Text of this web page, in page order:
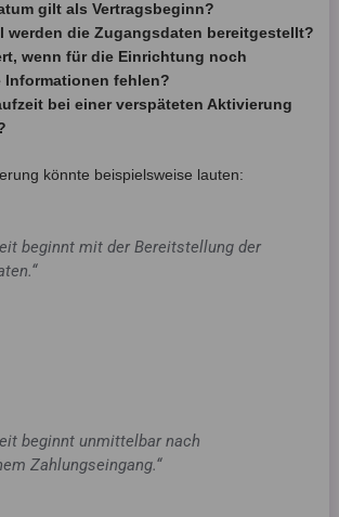
gilt als Vertragsbeginn?
werden die Zugangsdaten bereitgestellt?
wenn für die Einrichtung noch
Informationen fehlen?
bei einer verspäteten Aktivierung
könnte beispielsweise lauten:
beginnt mit der Bereitstellung der
beginnt unmittelbar nach
Zahlungseingang.“